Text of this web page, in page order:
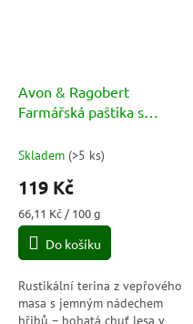
Avon & Ragobert
Farmářská paštika s
Skladem (>5 ks)
119 Kč
Měrná
cena:
66,11 Kč / 100 g
Do košíku
Rustikální terina z vepřového
masa s jemným nádechem
hřibů – bohatá chuť lesa v